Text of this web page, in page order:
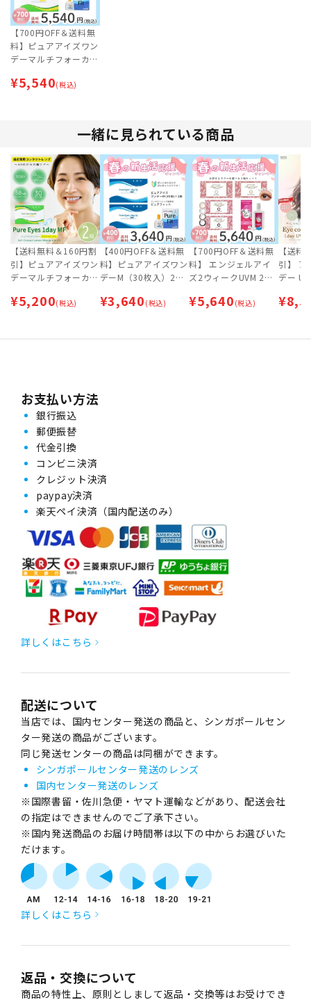
【700円OFF＆送料無
料】ピュアアイズワン
デーマルチフォーカル
ュアフィット (Pure Fi
¥5,540(税込)
一緒に見られている商品
【送料無料＆160円割
引】ピュアアイズワン
デーマルチフォーカル
【ネコポス専用】 | 遠
¥5,200(税込)
【400円OFF＆送料無
料】ピュアアイズワン
デーM（30枚入）2箱
ure Fit) 【ネコポス専
¥3,640 (税込)
【700円OFF＆送料無
料】 エンジェルアイ
ズ2ウィークUVM 2箱
ml） セット 【ネコポ
¥5,640 (税込)
【送
引】 ア
デー
ス専用
¥
お支払い方法
銀行振込
郵便振替
代金引換
コンビニ決済
クレジット決済
paypay決済
楽天ペイ決済（国内配送のみ）
詳しくはこちら
配送について
当店では、国内センター発送の商品と、シンガポールセン
ター発送の商品がございます。
同じ発送センターの商品は同梱ができます。
シンガポールセンター発送のレンズ
国内センター発送のレンズ
※国際書留・佐川急便・ヤマト運輸などがあり、配送会社
の指定はできませんのでご了承下さい。
※国内発送商品のお届け時間帯は以下の中からお選びいた
だけます。
詳しくはこちら
返品・交換について
商品の特性上、原則としまして返品・交換等はお受けでき